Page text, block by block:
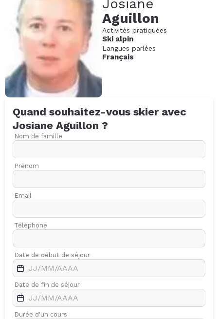
Josiane
Aguillon
Activités pratiquées
Ski alpin
Langues parlées
Français
Quand souhaitez-vous skier avec
Josiane Aguillon ?
Nom de famille
Prénom
Email
Téléphone
Date de début de séjour
Date de fin de séjour
Durée d'un cours